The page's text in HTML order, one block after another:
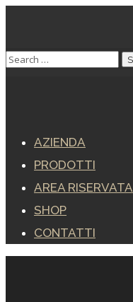
AZIENDA
PRODOTTI
AREA RISERVATA
SHOP
CONTATTI